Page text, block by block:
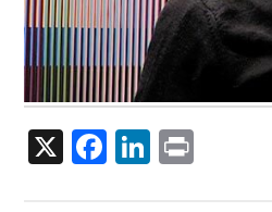
X Facebook
LinkedIn